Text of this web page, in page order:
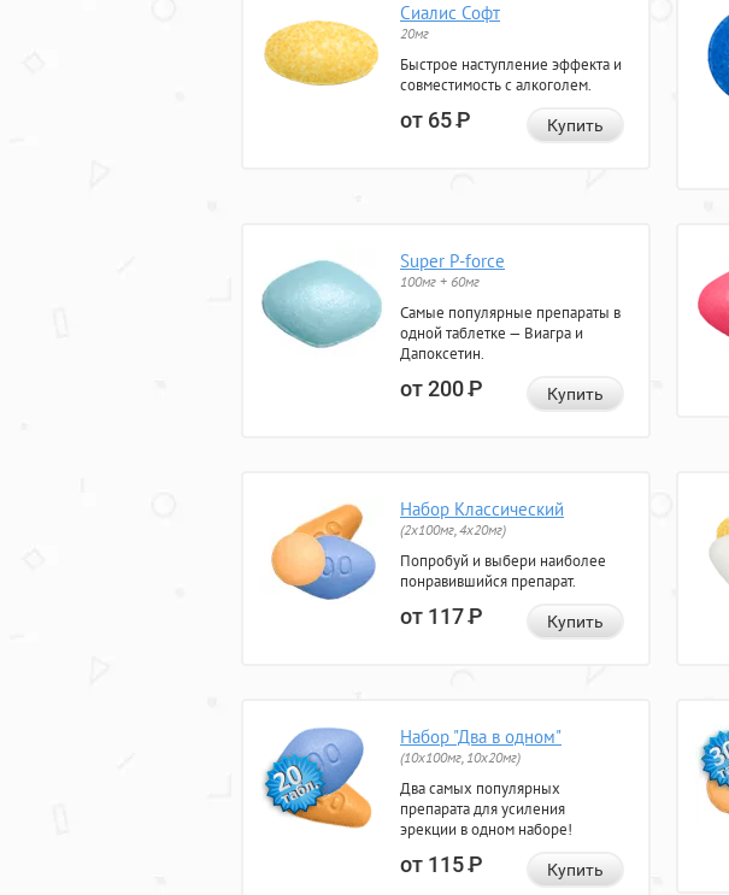
Сиалис Софт
20мг
Быстрое наступление эффекта и
совместимость с алкоголем.
от 65Р Купить
Super P-force
100мг + 60мг
Самые популярные препараты в
одной таблетке — Виагра и
Дапоксетин.
от 200Р Купить
Набор Классический
(2x100мг, 4x20мг)
Попробуй и выбери наиболее
понравившийся препарат.
от 117Р Купить
Набор "Два в одном"
(10x100мг, 10x20мг)
Два самых популярных
препарата для усиления
эрекции в одном наборе!
от 115Р Купить